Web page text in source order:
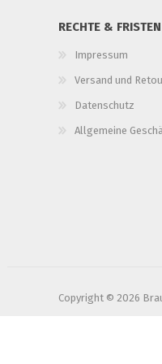
RECHTE & FRISTEN
Impressum
Versand und
Datenschutz
Allgemeine
Copyright © 2026